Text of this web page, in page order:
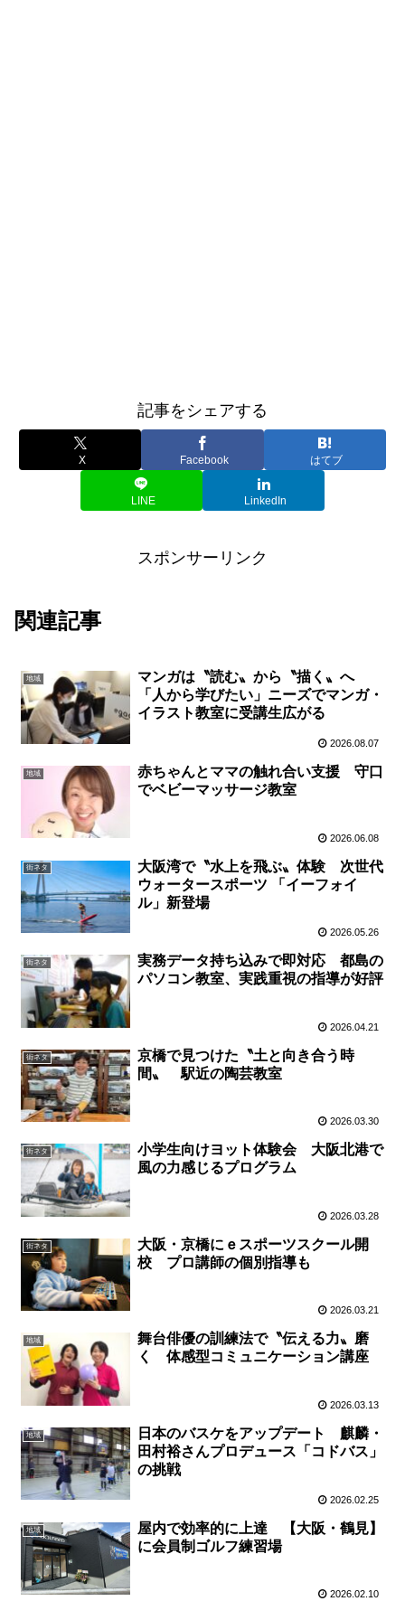
記事をシェアする
X Facebook はてブ
LINE LinkedIn
スポンサーリンク
関連記事
地域
マンガは〝読む〟から〝描く〟へ
「人から学びたい」ニーズでマンガ・
イラスト教室に受講生広がる
2026.08.07
地域
赤ちゃんとママの触れ合い支援 守口
でベビーマッサージ教室
2026.06.08
街ネタ
大阪湾で〝水上を飛ぶ〟体験 次世代
ウォータースポーツ 「イーフォイ
ル」新登場
2026.05.26
街ネタ
実務データ持ち込みで即対応 都島の
パソコン教室、実践重視の指導が好評
2026.04.21
街ネタ
京橋で見つけた〝土と向き合う時
間〟 駅近の陶芸教室
2026.03.30
街ネタ
小学生向けヨット体験会 大阪北港で
風の力感じるプログラム
2026.03.28
街ネタ
大阪・京橋にｅスポーツスクール開
校 プロ講師の個別指導も
2026.03.21
地域
舞台俳優の訓練法で〝伝える力〟磨
く 体感型コミュニケーション講座
2026.03.13
地域
日本のバスケをアップデート 麒麟・
田村裕さんプロデュース「コドバス」
の挑戦
2026.02.25
地域
屋内で効率的に上達 【大阪・鶴見】
に会員制ゴルフ練習場
2026.02.10